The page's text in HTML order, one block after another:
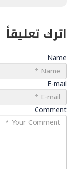
اترك تعليقاً
Name
E-mail
Comment